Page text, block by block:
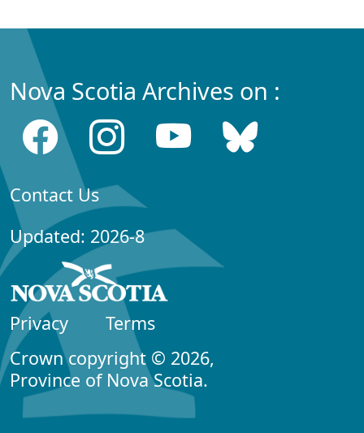
Nova Scotia Archives on :
Contact Us
Updated: 2026-8
Privacy
Terms
Crown copyright © 2026,
Province of Nova Scotia.